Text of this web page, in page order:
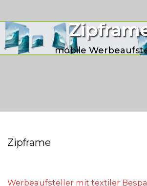
mobile
Zipframe
Werbeaufsteller mit textiler